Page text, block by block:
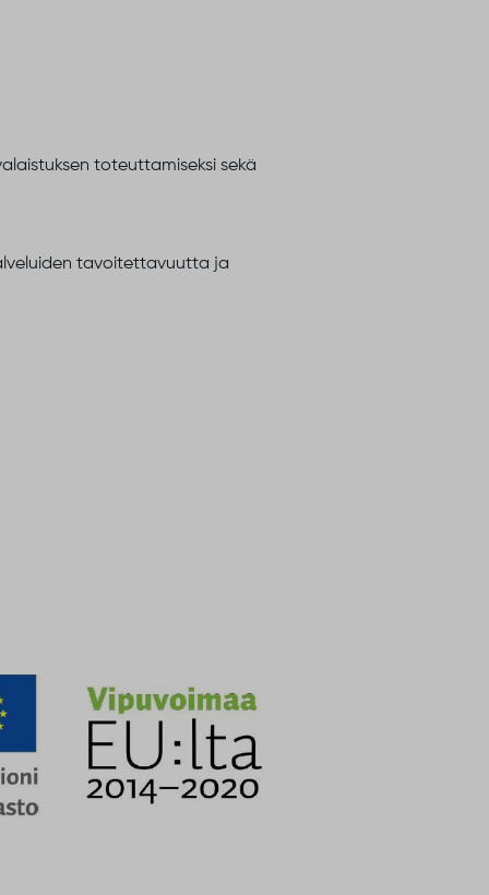
toteuttamiseksi sekä
tavoitettavuutta ja